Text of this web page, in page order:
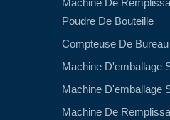
Machine De
Poudre De Bouteille
Compteuse De Bureau
Machine D'emballage
Machine D'emballage
Machine De